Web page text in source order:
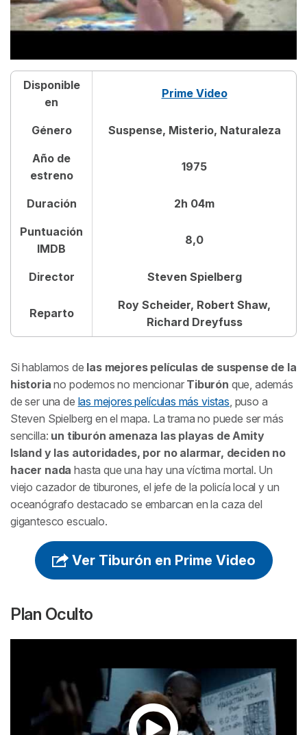
Disponible
en
Prime Video
Género Suspense, Misterio, Naturaleza
Año de
estreno
1975
Duración 2h 04m
Puntuación
IMDB
8,0
Director Steven Spielberg
Reparto
Roy Scheider, Robert Shaw,
Richard Dreyfuss
Si hablamos de las mejores películas de suspense de la
historia no podemos no mencionar Tiburón que, además
de ser una de las mejores películas más vistas, puso a
Steven Spielberg en el mapa. La trama no puede ser más
sencilla: un tiburón amenaza las playas de Amity
Island y las autoridades, por no alarmar, deciden no
hacer nada hasta que una hay una víctima mortal. Un
viejo cazador de tiburones, el jefe de la policía local y un
oceanógrafo destacado se embarcan en la caza del
gigantesco escualo.
Ver Tiburón en Prime Video
Plan Oculto